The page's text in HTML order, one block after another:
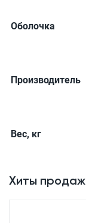
Оболочка
Производитель
Вес, кг
Хиты продаж